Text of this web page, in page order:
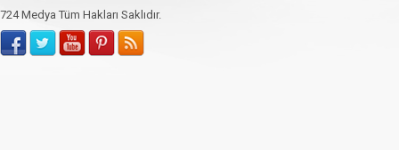
724 Medya Tüm Hakları Saklıdır.